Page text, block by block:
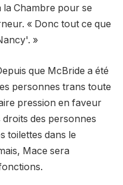
la Chambre pour se
« Donc tout ce que
»
que McBride a été
personnes trans toute
pression en faveur
droits des personnes
toilettes dans le
Mace sera